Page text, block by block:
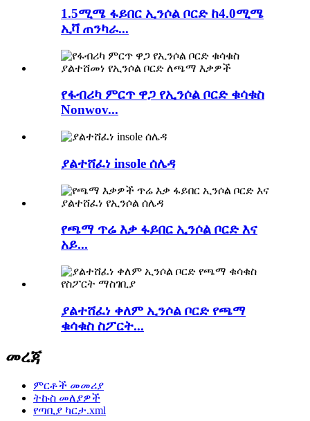
1.5ሚሜ ፋይበር ኢንሶል ቦርድ ከ4.0ሚሜ
ኢቫ ጠንካራ...
የፋብሪካ ምርጥ ዋጋ የኢንሶል ቦርድ ቁሳቁስ
Nonwov...
ያልተሸፈነ insole ሰሌዳ
የጫማ ጥሬ እቃ ፋይበር ኢንሶል ቦርድ እና
አይ...
ያልተሸፈነ ቀለም ኢንሶል ቦርድ የጫማ
ቁሳቁስ ስፖርት...
መረጃ
ምርቶች መመሪያ
ትኩስ መለያዎች
የጣቢያ ካርታ.xml